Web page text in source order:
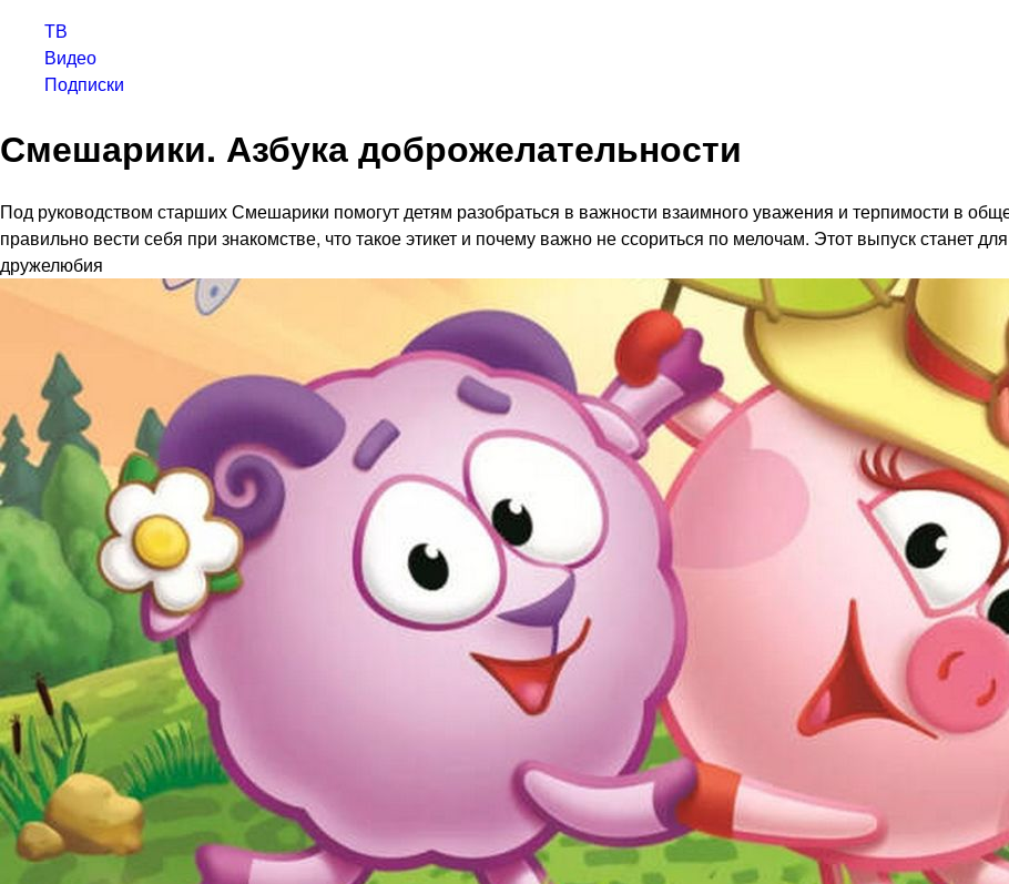
ТВ
Видео
Подписки
Смешарики. Азбука доброжелательности
Под руководством старших Смешарики помогут детям разобраться в важности взаимного уважения и терпимости в
правильно вести себя при знакомстве, что такое этикет и почему важно не ссориться по мелочам. Этот выпуск станет
дружелюбия